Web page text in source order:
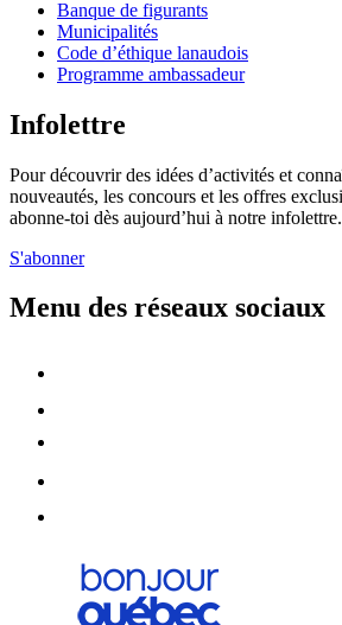
Banque de figurants
Municipalités
Code d’éthique lanaudois
Programme ambassadeur
Infolettre
Pour découvrir des idées d’activités et
nouveautés, les concours et les offres
abonne-toi dès aujourd’hui à notre infolettre.
S'abonner
Menu des réseaux sociaux